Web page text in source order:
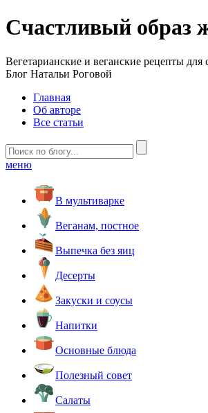
Счастливый образ
Вегетарианские и веганские рецепты для
Блог Натальи Роговой
Главная
Об авторе
Все статьи
меню
В мультиварке
Веганам, постное
Выпечка без яиц
Десерты
Закуски и соусы
Напитки
Основные блюда
Полезный совет
Салаты